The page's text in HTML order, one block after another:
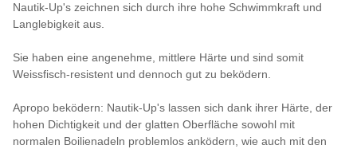
Nautik-Up's zeichnen sich durch ihre hohe Schwimmkraft und
Langlebigkeit aus.
Sie haben eine angenehme, mittlere Härte und sind somit
Weissfisch-resistent und dennoch gut zu beködern.
Apropo beködern: Nautik-Up's lassen sich dank ihrer Härte, der
hohen Dichtigkeit und der glatten Oberfläche sowohl mit
normalen Boilienadeln problemlos anködern, wie auch mit den